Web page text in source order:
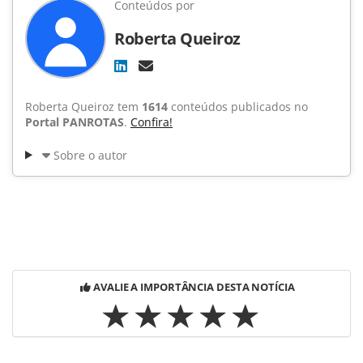
Conteúdos por
Roberta Queiroz
Roberta Queiroz tem 1614 conteúdos publicados no
Portal PANROTAS. Confira!
Sobre o autor
AVALIE A IMPORTÂNCIA DESTA NOTÍCIA